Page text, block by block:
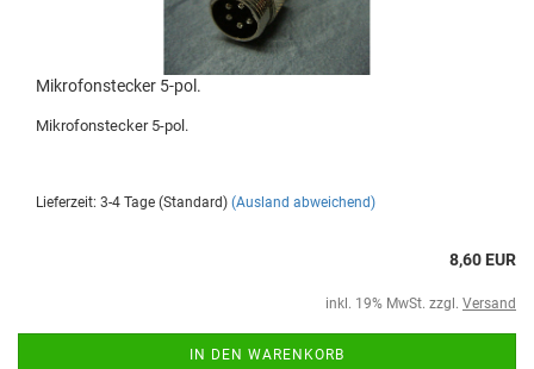
Mikrofonstecker 5-pol.
Mikrofonstecker 5-pol.
Lieferzeit: 3-4 Tage (Standard) (Ausland abweichend)
8,60 EUR
inkl. 19% MwSt. zzgl. Versand
IN DEN WARENKORB